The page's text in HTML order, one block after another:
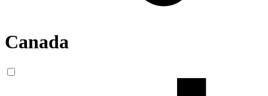
Canada